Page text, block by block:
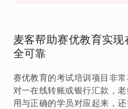
麦客帮助赛优教育实
全可靠
赛优教育的考试培训项目非
对一在线转账或银行汇款，
用与正确的学员对应起来，